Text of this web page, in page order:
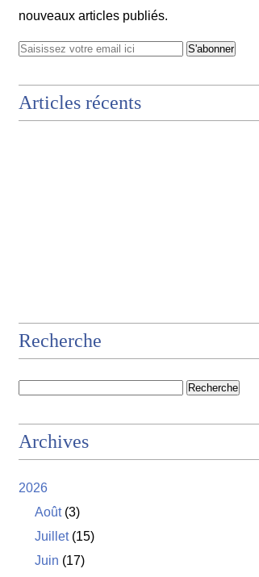
nouveaux articles publiés.
Articles récents
Recherche
Archives
2026
Août(3)
Juillet(15)
Juin (17)